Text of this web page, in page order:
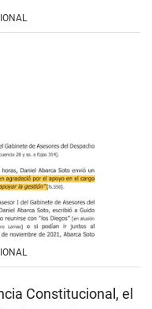
Constitucional, el